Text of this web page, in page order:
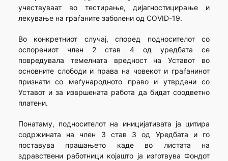
учествуваат во тестирање, дијагностицирање и
лекување на граѓаните заболени од COVID-19.
Во конкретниот случај, според подносителот со
оспорениот член 2 став 4 од уредбата се
повредувала темелната вредност на Уставот во
основните слободи и права на човекот и граѓанинот
признати со меѓународното право и утврдени со
Уставот и за извршената работа да бидат соодветно
платени.
Понатаму, подносителот на иницијативата ја цитира
содржината на член 3 став 3 од Уредбата и го
поставува прашањето каде во листата на
здравствени работници којашто ја изготвува Фондот